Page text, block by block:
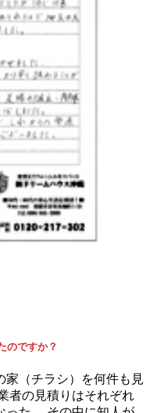
のですか？
（チラシ）を何件も見
者の見積りはそれぞれ